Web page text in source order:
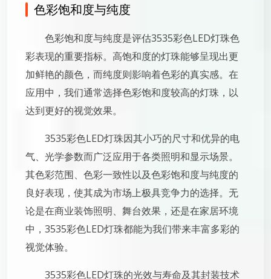
色彩饱和度与纯度
色彩饱和度与纯度是评估3535彩色LED灯珠色
彩表现的重要指标。高饱和度的灯珠能够呈现出更
加鲜艳的颜色，而纯度则影响着色彩的真实感。在
应用中，我们通常选择色彩饱和度较高的灯珠，以
达到更好的视觉效果。
3535彩色LED灯珠因其小巧的尺寸和优异的电
气、光学参数而广泛应用于各类照明和显示场景。
其色彩范围、色彩一致性以及色彩饱和度与纯度的
良好表现，使其成为市场上极具竞争力的选择。无
论是在商业装饰照明、舞台效果，还是在家居环境
中，3535彩色LED灯珠都能为我们带来丰富多彩的
视觉体验。
3535彩色LED灯珠的光效与寿命及其封装技术